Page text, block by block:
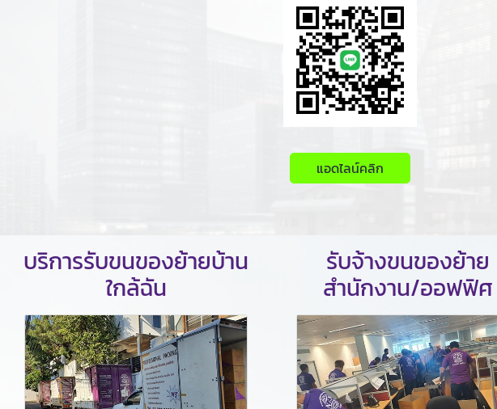
แอดไลน์คลิก
บริการรับขนของย้ายบ้าน
ใกล้ฉัน
รับจ้างขนของย้าย
สำนักงาน/ออฟฟิศ